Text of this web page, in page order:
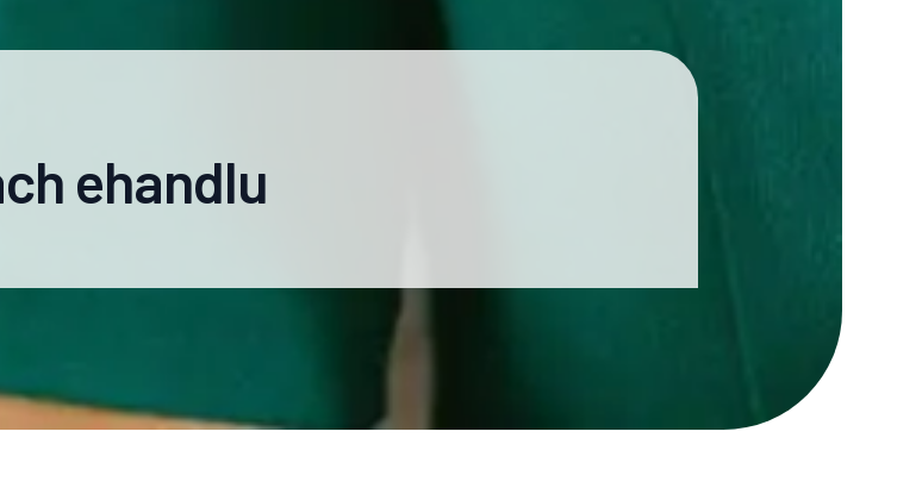
ehandlu